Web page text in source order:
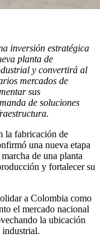
inversión estratégica
planta de
y convertirá al
mercados de
sus
de soluciones
la fabricación de
una nueva etapa
de una planta
y fortalecer su
a Colombia como
el mercado nacional
la ubicación
industrial.